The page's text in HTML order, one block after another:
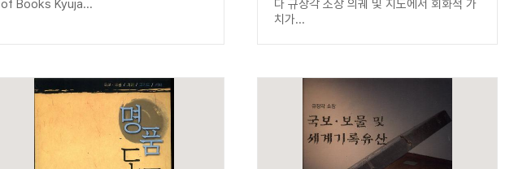
and Culture
of Books Kyuja...
다 규장각 소장 의궤 및 지도에서 회화적 가
치가...